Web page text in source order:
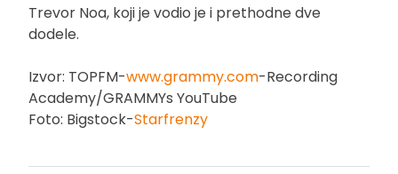
Trevor Noa, koji je vodio je i prethodne dve
dodele.
Izvor: TOPFM-www.grammy.com-Recording
Academy/GRAMMYs YouTube
Foto: Bigstock-Starfrenzy